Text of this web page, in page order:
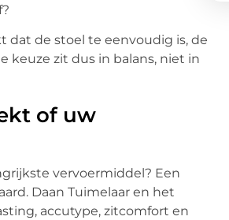
dat de stoel te eenvoudig is, de
keuze zit dus in balans, niet in
of uw
vervoermiddel? Een
Daan Tuimelaar en het
accutype, zitcomfort en